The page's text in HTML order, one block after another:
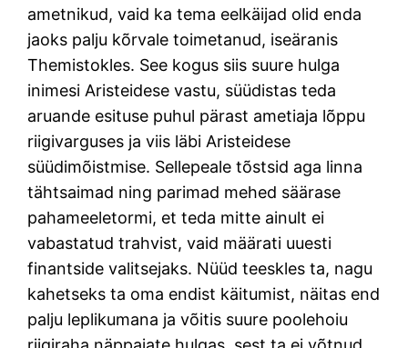
ametnikud, vaid ka tema eelkäijad olid enda
jaoks palju kõrvale toimetanud, iseäranis
Themistokles. See kogus siis suure hulga
inimesi Aristeidese vastu, süüdistas teda
aruande esituse puhul pärast ametiaja lõppu
riigivarguses ja viis läbi Aristeidese
süüdimõistmise. Sellepeale tõstsid aga linna
tähtsaimad ning parimad mehed säärase
pahameeletormi, et teda mitte ainult ei
vabastatud trahvist, vaid määrati uuesti
finantside valitsejaks. Nüüd teeskles ta, nagu
kahetseks ta oma endist käitumist, näitas end
palju leplikumana ja võitis suure poolehoiu